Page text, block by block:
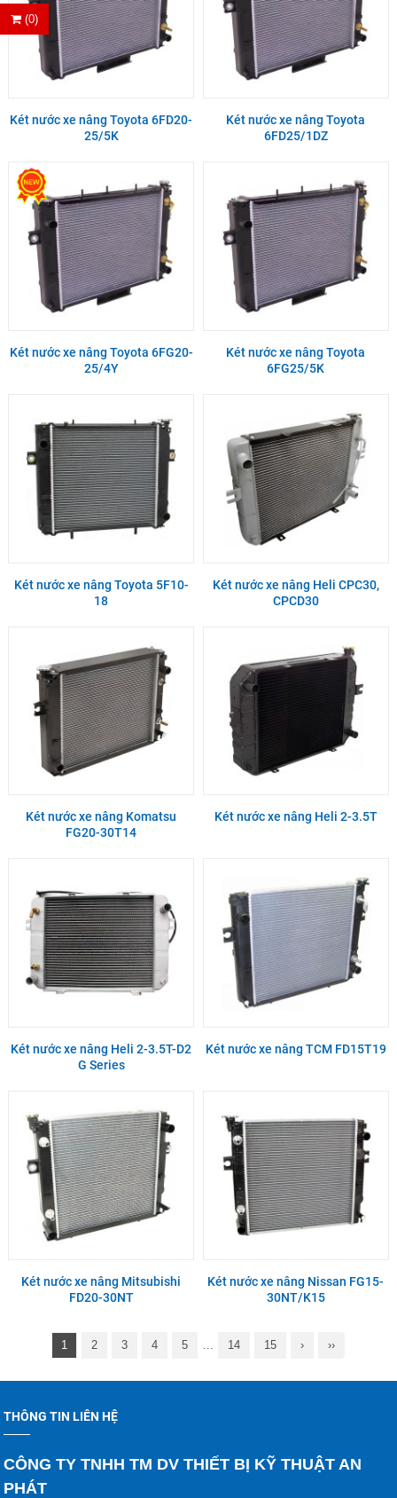
(0)
Két nước xe nâng Toyota 6FD20-
25/5K
Két nước xe nâng Toyota
6FD25/1DZ
Két nước xe nâng Toyota 6FG20-
25/4Y
Két nước xe nâng Toyota
6FG25/5K
Két nước xe nâng Toyota 5F10-
18
Két nước xe nâng Heli CPC30,
CPCD30
Két nước xe nâng Komatsu
FG20-30T14
Két nước xe nâng Heli 2-3.5T
Két nước xe nâng Heli 2-3.5T-D2
G Series
Két nước xe nâng TCM FD15T19
Két nước xe nâng Mitsubishi
FD20-30NT
Két nước xe nâng Nissan FG15-
30NT/K15
1 2 3 4 5 14 15 › ››
THÔNG TIN LIÊN HỆ
CÔNG TY TNHH TM DV THIẾT BỊ KỸ THUẬT AN
PHÁT